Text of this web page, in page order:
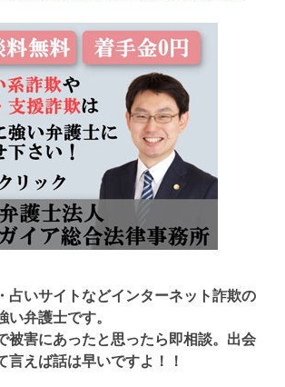
占いサイトなどインターネット詐欺の
い弁護士です。
被害にあったと思ったら即相談。出会
言えば話は早いですよ！！